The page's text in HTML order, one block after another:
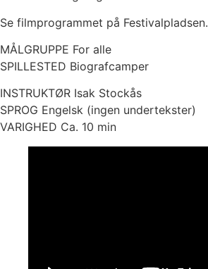
Se filmprogrammet på Festivalpladsen.
MÅLGRUPPE For alle
SPILLESTED Biografcamper
INSTRUKTØR Isak Stockås
SPROG Engelsk (ingen undertekster)
VARIGHED Ca. 10 min